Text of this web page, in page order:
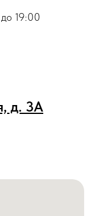
19:00
д. 3A